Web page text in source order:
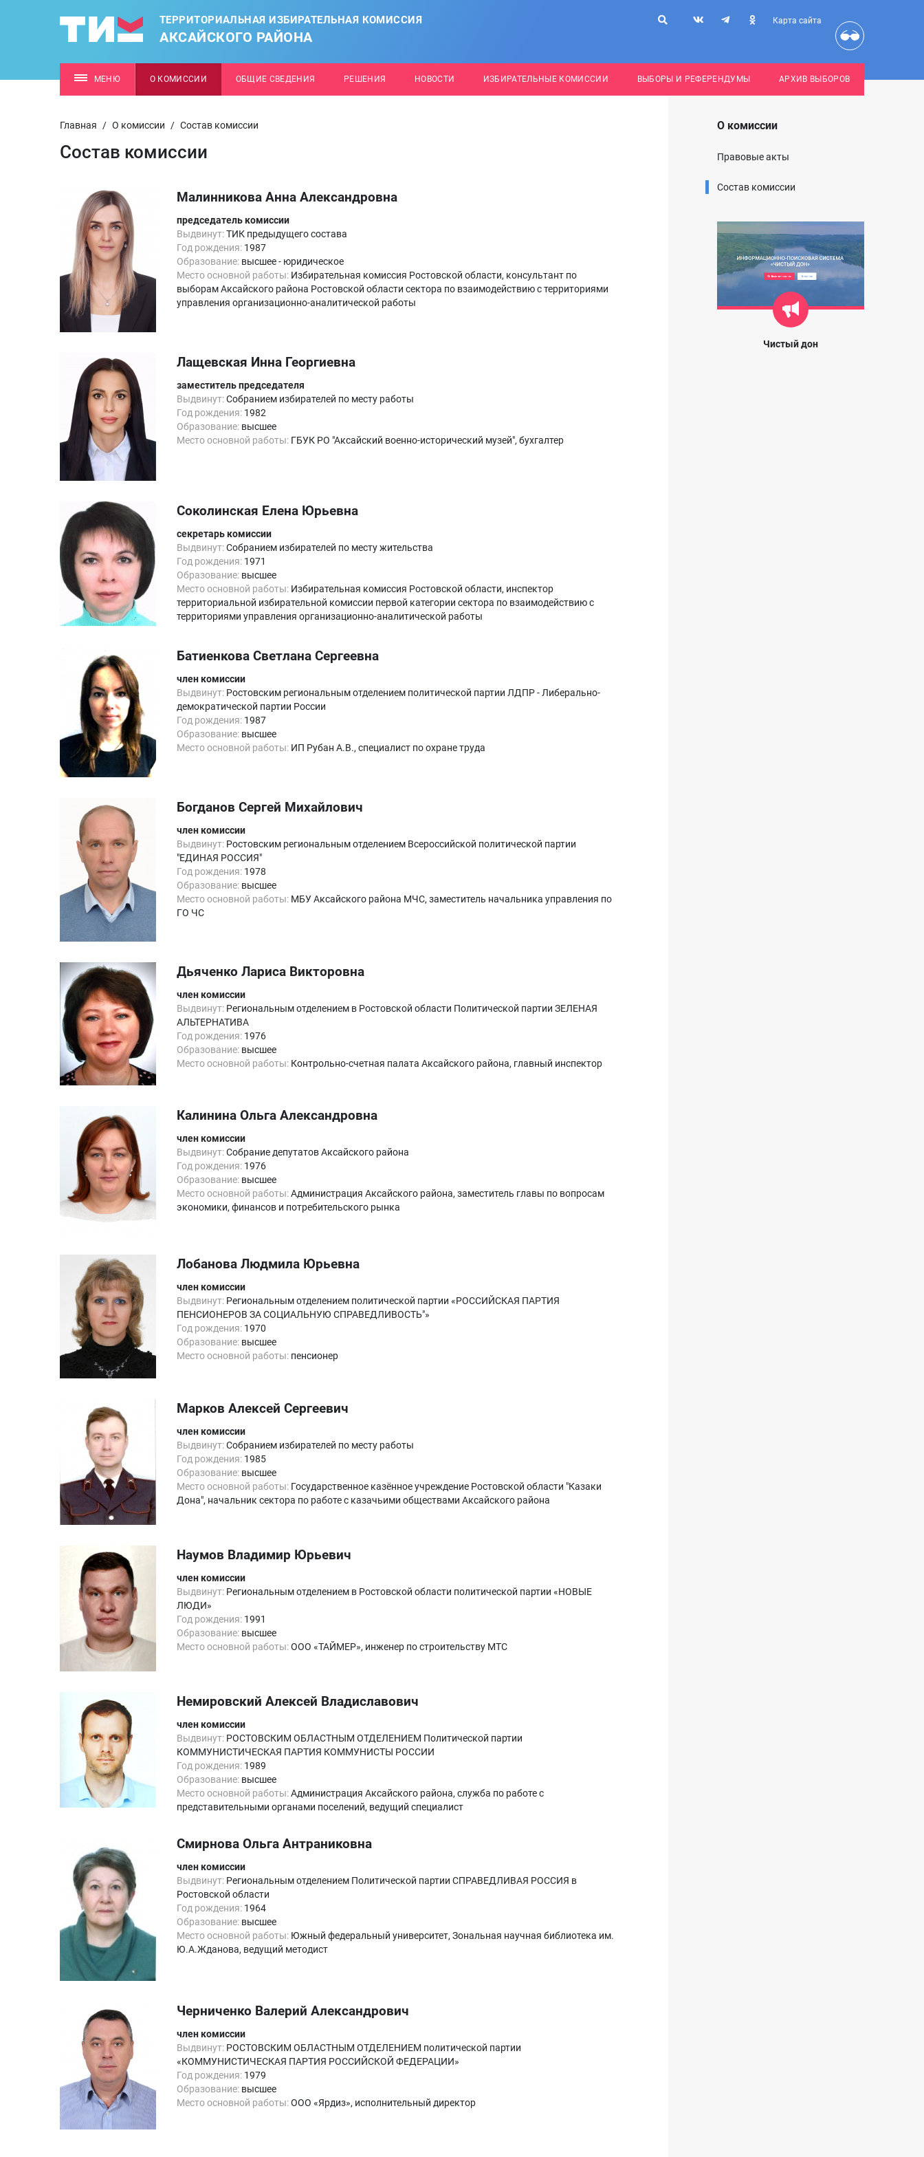
ТЕРРИТОРИАЛЬНАЯ ИЗБИРАТЕЛЬНАЯ КОМИССИЯ
АКСАЙСКОГО РАЙОНА
Карта сайта
МЕНЮ О КОМИССИИ ОБЩИЕ СВЕДЕНИЯ РЕШЕНИЯ НОВОСТИ ИЗБИРАТЕЛЬНЫЕ КОМИССИИ ВЫБОРЫ И РЕФЕРЕНДУМЫ АРХИВ ВЫБОРОВ
Главная / О комиссии / Состав комиссии
Состав комиссии
Малинникова Анна Александровна
председатель комиссии
Выдвинут:ТИК предыдущего состава
Год рождения: 1987
Образование: высшее - юридическое
Место основной работы: Избирательная комиссия Ростовской области, консультант по
выборам Аксайского района Ростовской области сектора по взаимодействию с территориями
управления организационно-аналитической работы
Лащевская Инна Георгиевна
заместитель председателя
Выдвинут:Собранием избирателей по месту работы
Год рождения: 1982
Образование: высшее
Место основной работы: ГБУК РО "Аксайский военно-исторический музей", бухгалтер
Соколинская Елена Юрьевна
секретарь комиссии
Выдвинут:Собранием избирателей по месту жительства
Год рождения: 1971
Образование: высшее
Место основной работы: Избирательная комиссия Ростовской области, инспектор
территориальной избирательной комиссии первой категории сектора по взаимодействию с
территориями управления организационно-аналитической работы
Батиенкова Светлана Сергеевна
член комиссии
Выдвинут: Ростовским региональным отделением политической партии ЛДПР - Либерально-
демократической партии России
Год рождения: 1987
Образование: высшее
Место основной работы: ИП Рубан А.В., специалист по охране труда
Богданов Сергей Михайлович
член комиссии
Выдвинут: Ростовским региональным отделением Всероссийской политической партии
"ЕДИНАЯ РОССИЯ"
Год рождения: 1978
Образование: высшее
Место основной работы: МБУ Аксайского района МЧС, заместитель начальника управления по
ГО ЧС
Дьяченко Лариса Викторовна
член комиссии
Выдвинут: Региональным отделением в Ростовской области Политической партии ЗЕЛЕНАЯ
АЛЬТЕРНАТИВА
Год рождения: 1976
Образование: высшее
Место основной работы: Контрольно-счетная палата Аксайского района, главный инспектор
Калинина Ольга Александровна
член комиссии
Выдвинут:Собрание депутатов Аксайского района
Год рождения: 1976
Образование: высшее
Место основной работы:Администрация Аксайского района, заместитель главы по вопросам
экономики, финансов и потребительского рынка
Лобанова Людмила Юрьевна
член комиссии
Выдвинут: Региональным отделением политической партии «РОССИЙСКАЯ ПАРТИЯ
ПЕНСИОНЕРОВ ЗА СОЦИАЛЬНУЮ СПРАВЕДЛИВОСТЬ"»
Год рождения: 1970
Образование: высшее
Место основной работы: пенсионер
Марков Алексей Сергеевич
член комиссии
Выдвинут:Собранием избирателей по месту работы
Год рождения: 1985
Образование: высшее
Место основной работы: Государственное казённое учреждение Ростовской области "Казаки
Дона", начальник сектора по работе с казачьими обществами Аксайского района
Наумов Владимир Юрьевич
член комиссии
Выдвинут: Региональным отделением в Ростовской области политической партии «НОВЫЕ
ЛЮДИ»
Год рождения: 1991
Образование: высшее
Место основной работы:ООО «ТАЙМЕР», инженер по строительству МТС
Немировский Алексей Владиславович
член комиссии
Выдвинут: РОСТОВСКИМ ОБЛАСТНЫМ ОТДЕЛЕНИЕМ Политической партии
КОММУНИСТИЧЕСКАЯ ПАРТИЯ КОММУНИСТЫ РОССИИ
Год рождения: 1989
Образование: высшее
Место основной работы:Администрация Аксайского района, служба по работе с
представительными органами поселений, ведущий специалист
Смирнова Ольга Антраниковна
член комиссии
Выдвинут: Региональным отделением Политической партии СПРАВЕДЛИВАЯ РОССИЯ в
Ростовской области
Год рождения: 1964
Образование: высшее
Место основной работы: Южный федеральный университет, Зональная научная библиотека им.
Ю.А.Жданова, ведущий методист
Черниченко Валерий Александрович
член комиссии
Выдвинут: РОСТОВСКИМ ОБЛАСТНЫМ ОТДЕЛЕНИЕМ политической партии
«КОММУНИСТИЧЕСКАЯ ПАРТИЯ РОССИЙСКОЙ ФЕДЕРАЦИИ»
Год рождения: 1979
Образование: высшее
Место основной работы:ООО «Ярдиз», исполнительный директор
О комиссии
Правовые акты
Состав комиссии
Чистый дон